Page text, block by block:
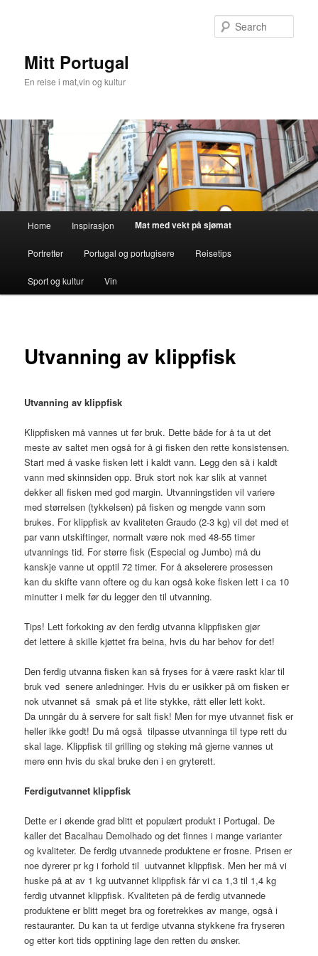
Mitt Portugal
En reise i mat,vin og kultur
Home Inspirasjon Mat med vekt på sjømat
Portretter Portugal og portugisere Reisetips
Sport og kultur Vin
Utvanning av klippfisk
Utvanning av klippfisk
Klippfisken må vannes ut før bruk. Dette både for å ta ut det
meste av saltet men også for å gi fisken den rette konsistensen.
Start med å vaske fisken lett i kaldt vann. Legg den så i kaldt
vann med skinnsiden opp. Bruk stort nok kar slik at vannet
dekker all fisken med god margin. Utvanningstiden vil variere
med størrelsen (tykkelsen) på fisken og mengde vann som
brukes. For klippfisk av kvaliteten Graudo (2-3 kg) vil det med et
par vann utskiftinger, normalt være nok med 48-55 timer
utvannings tid. For større fisk (Especial og Jumbo) må du
kanskje vanne ut opptil 72 timer. For å akselerere prosessen
kan du skifte vann oftere og du kan også koke fisken lett i ca 10
minutter i melk før du legger den til utvanning.
Tips! Lett forkoking av den ferdig utvanna klippfisken gjør
det lettere å skille kjøttet fra beina, hvis du har behov for det!
Den ferdig utvanna fisken kan så fryses for å være raskt klar til
bruk ved senere anledninger. Hvis du er usikker på om fisken er
nok utvannet så smak på et lite stykke, rått eller lett kokt.
Da unngår du å servere for salt fisk! Men for mye utvannet fisk er
heller ikke godt! Du må også tilpasse utvanninga til type rett du
skal lage. Klippfisk til grilling og steking må gjerne vannes ut
mere enn hvis du skal bruke den i en gryterett.
Ferdigutvannet klippfisk
Dette er i økende grad blitt et populært produkt i Portugal. De
kaller det Bacalhau Demolhado og det finnes i mange varianter
og kvaliteter. De ferdig utvannede produktene er frosne. Prisen er
noe dyrerer pr kg i forhold til uutvannet klippfisk. Men her må vi
huske på at av 1 kg uutvannet klippfisk får vi ca 1,3 til 1,4 kg
ferdig utvannet klippfisk. Kvaliteten på de ferdig utvannede
produktene er blitt meget bra og foretrekkes av mange, også i
restauranter. Du kan ta ut ferdige utvanna stykkene fra fryseren
og etter kort tids opptining lage den retten du ønsker.